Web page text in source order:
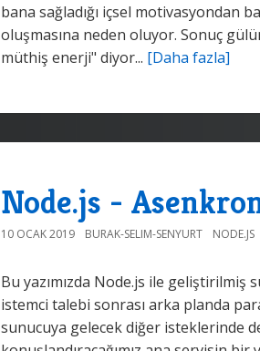
bana sağladığı içsel motivasyondan
oluşmasına neden oluyor. Sonuç
müthiş enerji" diyor... [Daha fazla]
Node.js -
10 OCAK 2019 BURAK-SELIM-SENYURT NODE.JS
Bu yazımızda Node.js ile geliştirilmiş
istemci talebi sonrası arka planda
sunucuya gelecek diğer isteklerinde